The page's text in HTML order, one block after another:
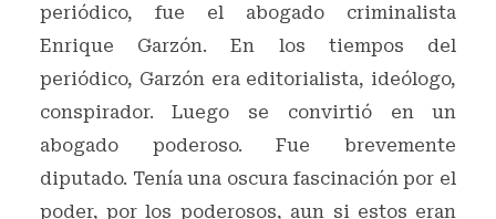
periódico, fue el abogado criminalista
Enrique Garzón. En los tiempos del
periódico, Garzón era editorialista, ideólogo,
conspirador. Luego se convirtió en un
abogado poderoso. Fue brevemente
diputado. Tenía una oscura fascinación por el
poder, por los poderosos, aun si estos eran